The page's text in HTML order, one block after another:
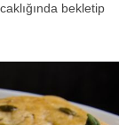
bekletip